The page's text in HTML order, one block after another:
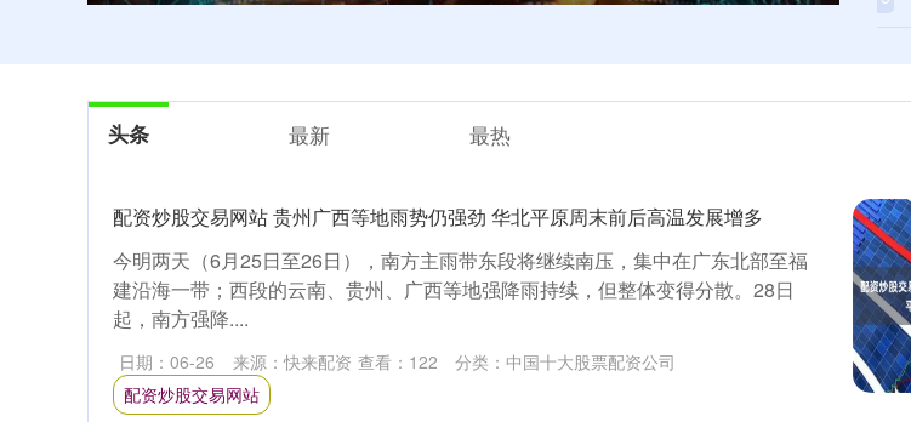
头条 最新 最热
配资炒股交易网站 贵州广西等地雨势仍强劲 华北平原周末前后高温发展增多
今明两天（6月25日至26日），南方主雨带东段将继续南压，集中在广东北部至福
建沿海一带；西段的云南、贵州、广西等地强降雨持续，但整体变得分散。28日
起，南方强降....
日期：06-26 来源：快来配资 查看： 122 分类： 中国十大股票配资公司
配资炒股交易网站